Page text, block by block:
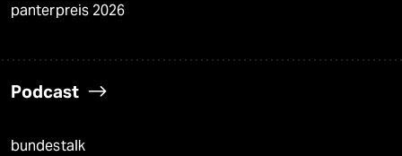
panterpreis 2026
Podcast
bundestalk